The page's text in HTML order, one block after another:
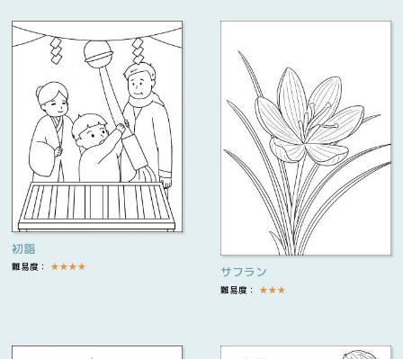
初詣
難易度： ★★★★ サフラン
難易度： ★★★